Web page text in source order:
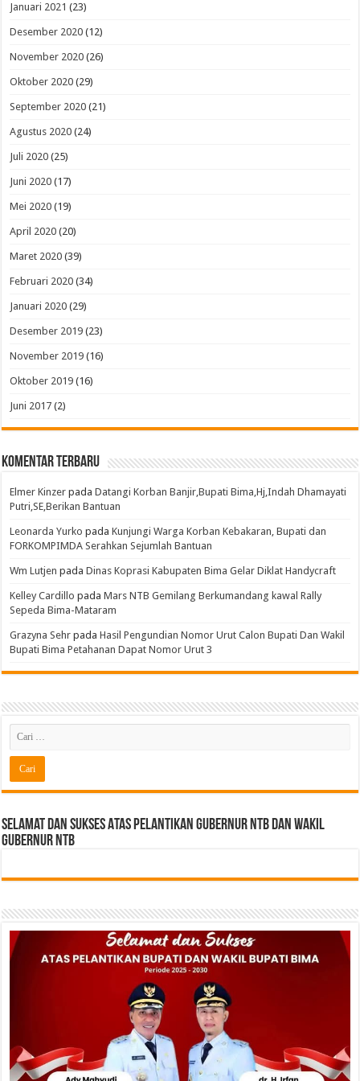
Januari 2021 (23)
Desember 2020 (12)
November 2020 (26)
Oktober 2020 (29)
September 2020 (21)
Agustus 2020 (24)
Juli 2020 (25)
Juni 2020 (17)
Mei 2020 (19)
April 2020 (20)
Maret 2020 (39)
Februari 2020 (34)
Januari 2020 (29)
Desember 2019 (23)
November 2019 (16)
Oktober 2019 (16)
Juni 2017 (2)
Komentar Terbaru
Elmer Kinzer padaDatangi Korban Banjir,Bupati Bima,Hj,Indah Dhamayati
Putri,SE,Berikan Bantuan
Leonarda Yurko padaKunjungi Warga Korban Kebakaran, Bupati dan
FORKOMPIMDA Serahkan Sejumlah Bantuan
Wm Lutjen padaDinas Koprasi Kabupaten Bima Gelar Diklat Handycraft
Kelley Cardillo padaMars NTB Gemilang Berkumandang kawal Rally
Sepeda Bima-Mataram
Grazyna Sehr padaHasil Pengundian Nomor Urut Calon Bupati Dan Wakil
Bupati Bima Petahanan Dapat Nomor Urut 3
Selamat dan sukses Atas pelantikan Gubernur NTB Dan Wakil
gubernur NTB